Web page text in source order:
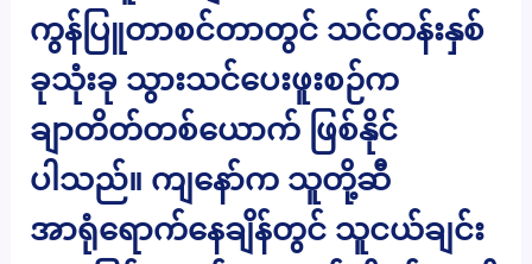
ကွန်ပြူတာစင်တာတွင် သင်တန်းနှစ်
ခုသုံးခု သွားသင်ပေးဖူးစဉ်က
ချာတိတ်တစ်ယောက် ဖြစ်နိုင်
ပါသည်။ ကျနော်က သူတို့ဆီ
အာရုံရောက်နေချိန်တွင် သူငယ်ချင်း